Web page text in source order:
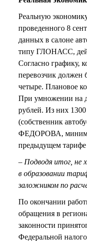
Реальную
проведенного 8
данных в салоне
типу ГЛОНАСС,
Согласно графику,
перевозчик должен
четыре. Плановое
При умножении на
рублей. Из них
(собственник
ФЕДОРОВА, минимум
предыдущем
– Подводя итог, не
в образовании
заложником по
По окончании
обращения в
законности
Федеральной